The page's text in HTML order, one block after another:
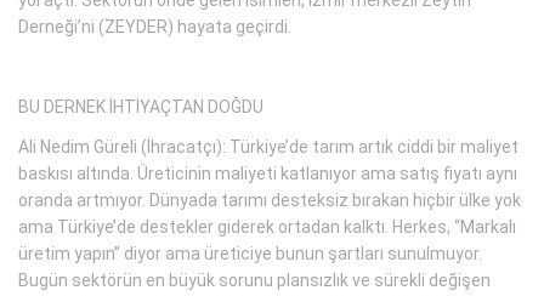
Derneği’ni (ZEYDER) hayata geçirdi.
BU DERNEK İHTİYAÇTAN DOĞDU
Ali Nedim Güreli (İhracatçı): Türkiye’de tarım artık ciddi bir maliyet
baskısı altında. Üreticinin maliyeti katlanıyor ama satış fiyatı aynı
oranda artmıyor. Dünyada tarımı desteksiz bırakan hiçbir ülke yok
ama Türkiye’de destekler giderek ortadan kalktı. Herkes, “Markalı
üretim yapın” diyor ama üreticiye bunun şartları sunulmuyor.
Bugün sektörün en büyük sorunu plansızlık ve sürekli değişen